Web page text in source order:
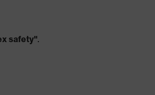
safety".